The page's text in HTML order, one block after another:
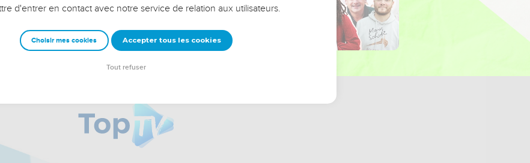
une équipe, un groupe ou une famille,
d'entrer en contact avec notre service de relation aux utilisateurs.
Choisir mes cookies Accepter tous les cookies
Tout refuser